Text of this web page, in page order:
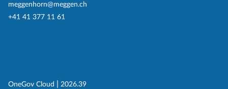
meggenhorn@meggen.ch
+41 41 377 11 61
OneGov Cloud (External Link)
2026.39